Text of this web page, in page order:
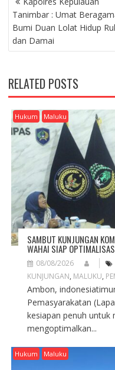
O
S
T
N
V
I
G
A
T
N
Tanimbar : Umat
Bumi Duan Lolat Hidup
dan Damai
RELATED POSTS
Hukum Maluku
SAMBUT KUNJUNGAN
WAHAI SIAP
08/08/2026
KUNJUNGAN, MALUKU,
Ambon,
Pemasyarakatan
kesiapan penuh untuk
mengoptimalkan...
Hukum Maluku